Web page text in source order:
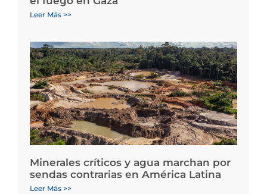
Leer Más >>
Minerales críticos y agua marchan por
sendas contrarias en América Latina
Leer Más >>